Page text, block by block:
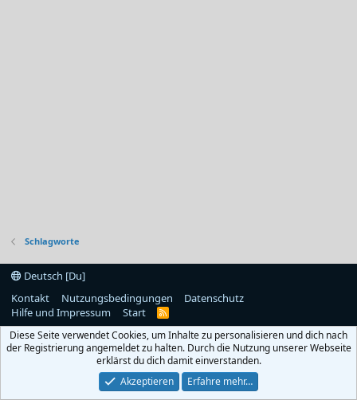
Schlagworte
Deutsch [Du]
Kontakt
Nutzungsbedingungen
Datenschutz
Hilfe und Impressum
Start
R
S
Diese Seite verwendet Cookies, um Inhalte zu personalisieren und dich nach
der Registrierung angemeldet zu halten. Durch die Nutzung unserer Webseite
erklärst du dich damit einverstanden.
Akzeptieren
Erfahre mehr…